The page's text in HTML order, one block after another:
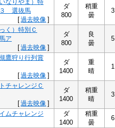
なりやま）特
選抜馬
[過去映像 ]
ダ
800
稍重
曇
3
く）特別Ｃ
ア
[過去映像 ]
ダ
800
良
曇
5
鷹狩り行列賞
[過去映像 ]
ダ
1400
重
晴
1
チャレンジＣ
[過去映像 ]
ダ
1400
稍重
晴
3
ムチャレンジ
ダ
1400
稍重
曇
6